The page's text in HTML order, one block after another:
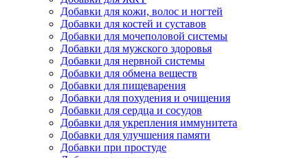
Добавки для кожи, волос и ногтей
Добавки для костей и суставов
Добавки для мочеполовой системы
Добавки для мужского здоровья
Добавки для нервной системы
Добавки для обмена веществ
Добавки для пищеварения
Добавки для похудения и очищения
Добавки для сердца и сосудов
Добавки для укрепления иммунитета
Добавки для улучшения памяти
Добавки при простуде